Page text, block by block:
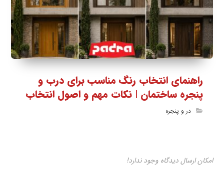
راهنمای انتخاب رنگ مناسب برای درب و
پنجره ساختمان | نکات مهم و اصول انتخاب
در و پنجره
امکان ارسال دیدگاه وجود ندارد!